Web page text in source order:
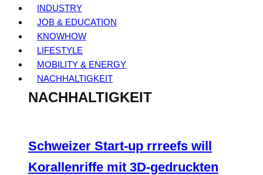
INDUSTRY
JOB & EDUCATION
KNOWHOW
LIFESTYLE
MOBILITY & ENERGY
NACHHALTIGKEIT
NACHHALTIGKEIT
Schweizer Start-up rrreefs will
Korallenriffe mit 3D-gedruckten